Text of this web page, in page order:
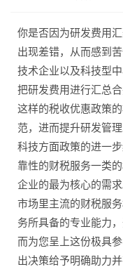
你是否因为研发费用
出现差错，从而感到
技术企业以及科技型
把研发费用进行汇总
这样的税收优惠政策
范，进而提升研发管
科技方面政策的进一
靠性的财税服务一类
企业的最为核心的需
市场里主流的财税服
务所具备的专业能力
而为您呈上这份极具
出决策给予明确助力并